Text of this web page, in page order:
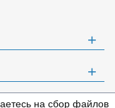
на сбор файлов